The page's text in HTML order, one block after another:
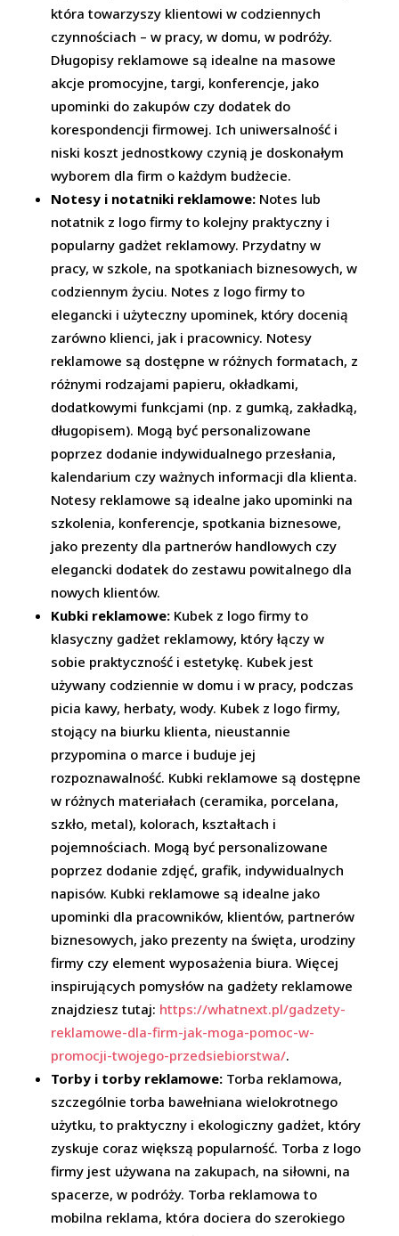
która towarzyszy klientowi w codziennych
czynnościach – w pracy, w domu, w podróży.
Długopisy reklamowe są idealne na masowe
akcje promocyjne, targi, konferencje, jako
upominki do zakupów czy dodatek do
korespondencji firmowej. Ich uniwersalność i
niski koszt jednostkowy czynią je doskonałym
wyborem dla firm o każdym budżecie.
Notesy i notatniki reklamowe: Notes lub
notatnik z logo firmy to kolejny praktyczny i
popularny gadżet reklamowy. Przydatny w
pracy, w szkole, na spotkaniach biznesowych, w
codziennym życiu. Notes z logo firmy to
elegancki i użyteczny upominek, który docenią
zarówno klienci, jak i pracownicy. Notesy
reklamowe są dostępne w różnych formatach, z
różnymi rodzajami papieru, okładkami,
dodatkowymi funkcjami (np. z gumką, zakładką,
długopisem). Mogą być personalizowane
poprzez dodanie indywidualnego przesłania,
kalendarium czy ważnych informacji dla klienta.
Notesy reklamowe są idealne jako upominki na
szkolenia, konferencje, spotkania biznesowe,
jako prezenty dla partnerów handlowych czy
elegancki dodatek do zestawu powitalnego dla
nowych klientów.
Kubki reklamowe: Kubek z logo firmy to
klasyczny gadżet reklamowy, który łączy w
sobie praktyczność i estetykę. Kubek jest
używany codziennie w domu i w pracy, podczas
picia kawy, herbaty, wody. Kubek z logo firmy,
stojący na biurku klienta, nieustannie
przypomina o marce i buduje jej
rozpoznawalność. Kubki reklamowe są dostępne
w różnych materiałach (ceramika, porcelana,
szkło, metal), kolorach, kształtach i
pojemnościach. Mogą być personalizowane
poprzez dodanie zdjęć, grafik, indywidualnych
napisów. Kubki reklamowe są idealne jako
upominki dla pracowników, klientów, partnerów
biznesowych, jako prezenty na święta, urodziny
firmy czy element wyposażenia biura. Więcej
inspirujących pomysłów na gadżety reklamowe
znajdziesz tutaj: https://whatnext.pl/gadzety-
reklamowe-dla-firm-jak-moga-pomoc-w-
promocji-twojego-przedsiebiorstwa/.
Torby i torby reklamowe: Torba reklamowa,
szczególnie torba bawełniana wielokrotnego
użytku, to praktyczny i ekologiczny gadżet, który
zyskuje coraz większą popularność. Torba z logo
firmy jest używana na zakupach, na siłowni, na
spacerze, w podróży. Torba reklamowa to
mobilna reklama, która dociera do szerokiego